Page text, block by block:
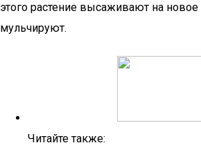
этого растение высаживают на
мульчируют.
Читайте также: